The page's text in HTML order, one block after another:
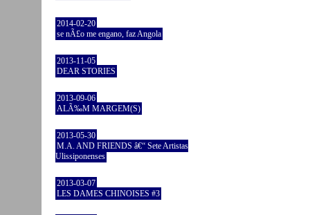
2014-02-20
se nÃ£o me engano, faz Angola
2013-11-05
DEAR STORIES
2013-09-06
ALÃ‰M MARGEM(S)
2013-05-30
M.A. AND FRIENDS â€“ Sete Artistas
Ulissiponenses
2013-03-07
LES DAMES CHINOISES #3